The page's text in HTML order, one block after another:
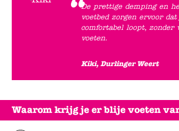
Waarom krijg je er blije voeten
De prettige demping en
voetbed zorgen ervoor
comfortabel loopt, zonder
voeten.
Kiki, Durlinger Weert